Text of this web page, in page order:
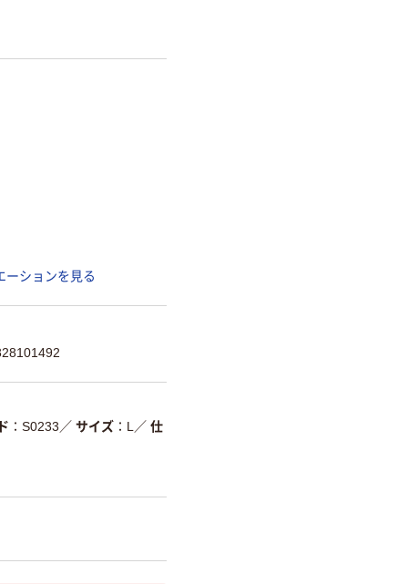
ーションを見る
S0233 ／ サイズ L ／ 仕